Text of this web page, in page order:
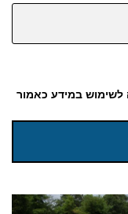
לשימוש במידע כאמור